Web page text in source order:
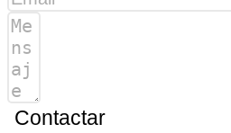
Contactar